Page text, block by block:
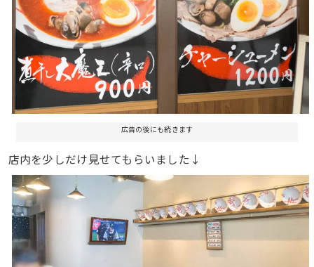
広告の後にも続きます
店内を少しだけ見せてもらいました↓